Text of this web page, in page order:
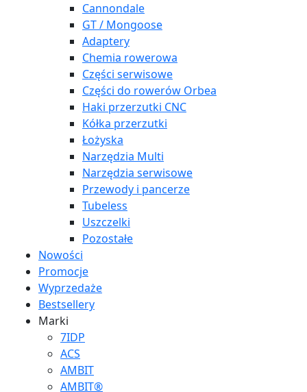
Cannondale
GT / Mongoose
Adaptery
Chemia rowerowa
Części serwisowe
Części do rowerów Orbea
Haki przerzutki CNC
Kółka przerzutki
Łożyska
Narzędzia Multi
Narzędzia serwisowe
Przewody i pancerze
Tubeless
Uszczelki
Pozostałe
Nowości
Promocje
Wyprzedaże
Bestsellery
Marki
7IDP
ACS
AMBIT
AMBIT®